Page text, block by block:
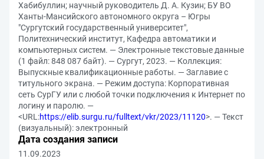
Хабибуллин; научный руководитель Д. А. Кузин; БУ ВО
Ханты-Мансийского автономного округа – Югры
"Сургутский государственный университет",
Политехнический институт, Кафедра автоматики и
компьютерных систем. — Электронные текстовые данные
(1 файл: 848 087 байт). — Сургут, 2023. — Коллекция:
Выпускные квалификационные работы. — Заглавие с
титульного экрана. — Режим доступа: Корпоративная
сеть СурГУ или с любой точки подключения к Интернет по
логину и паролю. —
<URL:https://elib.surgu.ru/fulltext/vkr/2023/11120>. — Текст
(визуальный): электронный
Дата создания записи
11.09.2023